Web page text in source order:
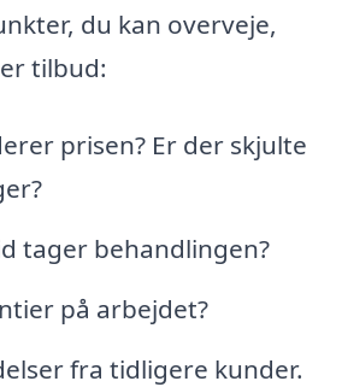
du kan overveje,
tilbud:
prisen? Er der skjulte
tager behandlingen?
på arbejdet?
fra tidligere kunder.